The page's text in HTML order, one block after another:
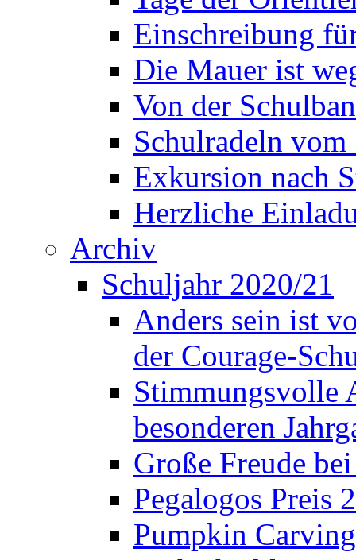
Einschreibung
Die Mauer ist
Von der
Schulradeln
Exkursion nach
Herzliche
Archiv
Schuljahr 2020/21
Anders sein ist
der Courage-
Stimmungsvolle
besonderen
Große Freude
Pegalogos Preis
Pumpkin